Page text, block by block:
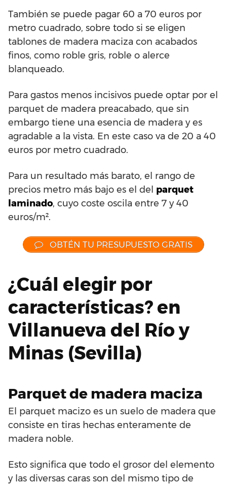
También se puede pagar 60 a 70 euros por
metro cuadrado, sobre todo si se eligen
tablones de madera maciza con acabados
finos, como roble gris, roble o alerce
blanqueado.
Para gastos menos incisivos puede optar por el
parquet de madera preacabado, que sin
embargo tiene una esencia de madera y es
agradable a la vista. En este caso va de 20 a 40
euros por metro cuadrado.
Para un resultado más barato, el rango de
precios metro más bajo es el del parquet
laminado, cuyo coste oscila entre 7 y 40
euros/m².
OBTÉN TU PRESUPUESTO GRATIS
¿Cuál elegir por
características? en
Villanueva del Río y
Minas (Sevilla)
Parquet de madera maciza
El parquet macizo es un suelo de madera que
consiste en tiras hechas enteramente de
madera noble.
Esto significa que todo el grosor del elemento
y las diversas caras son del mismo tipo de